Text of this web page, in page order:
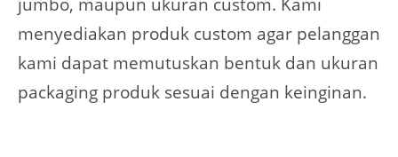
menyediakan produk custom agar pelanggan
kami dapat memutuskan bentuk dan ukuran
packaging produk sesuai dengan keinginan.